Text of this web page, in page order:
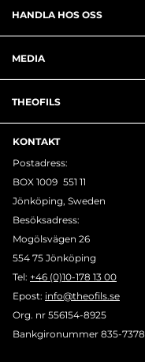
HANDLA HOS OSS
MEDIA
THEOFILS
KONTAKT
Postadress:
BOX 1009 551 11
Jönköping, Sweden
Besöksadress:
Mogölsvägen 26
554 75 Jönköping
Tel: +46 (0)10-178 13 00
Epost: info@theofils.se
Org. nr 556154-8925
Bankgironummer 835-7378